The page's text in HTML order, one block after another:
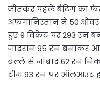
जीतकर पहले बैटिंग का
अफगानिस्तान ने 50
हुए 9 विकेट पर 293 रन
जादरान 95 रन बनाकर
बल्ले से नाबाद 62 रन
टीम 93 रन पर ऑलआउट